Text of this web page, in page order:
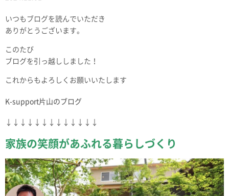
いつもブログを読んでいただき
ありがとうございます。
このたび
ブログを引っ越ししました！
これからもよろしくお願いいたします
K-support片山のブログ
↓↓↓↓↓↓↓↓↓↓↓↓↓
家族の笑顔があふれる暮らしづくり